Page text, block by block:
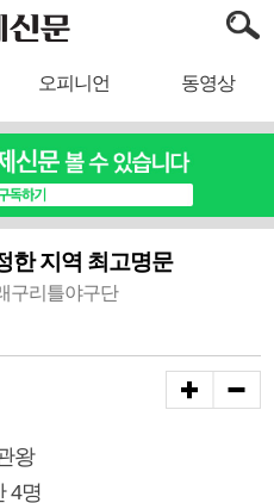
오피니언 동영상
한 지역 최고명문
구리틀야구단
왕
4명